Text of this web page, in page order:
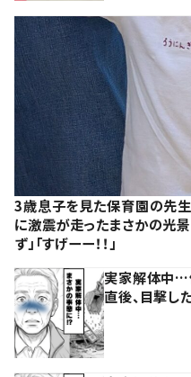
3歳息子を見た保育園の先生
に激震が走ったまさかの光
ず」「すげーー！！」
実家解体中…
直後、目撃し